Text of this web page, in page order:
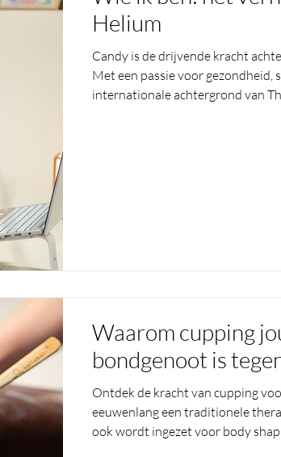
Helium
Candy is de drijvende kracht
Met een passie voor gezondheid,
internationale achtergrond van
Waarom cupping
bondgenoot is
Ontdek de kracht van cupping
eeuwenlang een traditionele
ook wordt ingezet voor body